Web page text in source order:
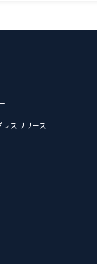
レスリリース